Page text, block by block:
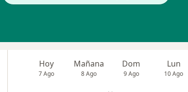
Hoy
7 Ago
Mañana
8 Ago
Dom
9 Ago
Lun
10 Ago